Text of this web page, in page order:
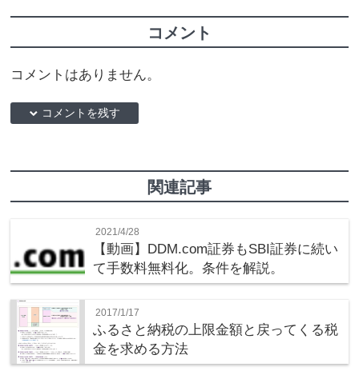
コメント
コメントはありません。
down コメントを残す
関連記事
2021/4/28
【動画】DDM.com証券もSBI証券に続い
て手数料無料化。条件を解説。
2017/1/17
ふるさと納税の上限金額と戻ってくる税
金を求める方法